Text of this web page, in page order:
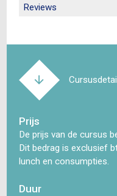
Reviews
Prijs
De prijs van de cursus
Dit bedrag is exclusief
lunch en consumpties.
Duur